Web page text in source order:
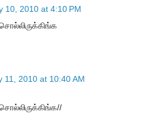
10, 2010 at 4:10 PM
11, 2010 at 10:40 AM